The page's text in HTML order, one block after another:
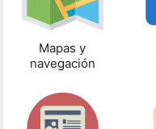
Mapas y
navegación